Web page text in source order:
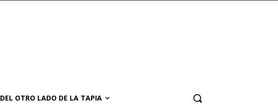
DEL OTRO LADO DE LA TAPIA